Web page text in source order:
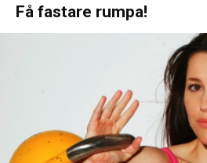
Få fastare rumpa!